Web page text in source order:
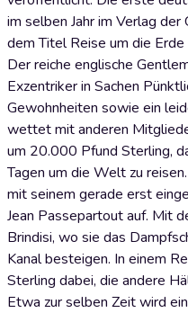
im selben Jahr im Verlag
dem Titel Reise um die Erde
Der reiche englische
Exzentriker in Sachen
Gewohnheiten sowie ein
wettet mit anderen
um 20.000 Pfund Sterling,
Tagen um die Welt zu
mit seinem gerade erst
Jean Passepartout auf. Mit
Brindisi, wo sie das
Kanal besteigen. In einem
Sterling dabei, die andere
Etwa zur selben Zeit wird